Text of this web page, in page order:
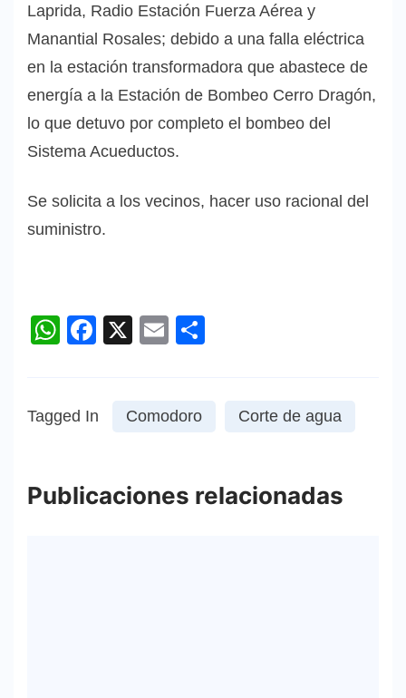
Laprida, Radio Estación Fuerza Aérea y
Manantial Rosales; debido a una falla eléctrica
en la estación transformadora que abastece de
energía a la Estación de Bombeo Cerro Dragón,
lo que detuvo por completo el bombeo del
Sistema Acueductos.
Se solicita a los vecinos, hacer uso racional del
suministro.
WhatsApp
Facebook
X Email
Tagged In Comodoro Corte de agua
Publicaciones relacionadas